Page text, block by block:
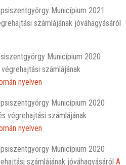
Municípium 2021
számlájának jóváhagyásáról
Municípium 2020
számlájának
nyelven
Municípium 2020
végrehajtási számlájának
nyelven
Municípium 2020
számlájának jóváhagyásáról A